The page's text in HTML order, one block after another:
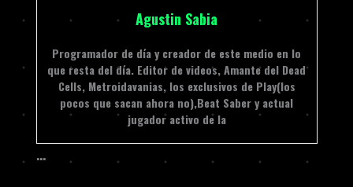
Agustin Sabia
Programador de día y creador de este medio en lo
que resta del día. Editor de videos, Amante del Dead
Cells, Metroidavanias, los exclusivos de Play(los
pocos que sacan ahora no),Beat Saber y actual
jugador activo de la
…